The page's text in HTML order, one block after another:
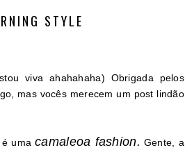
STYLE
viva ahahahaha) Obrigada pelos
mas vocês merecem um post lindão
é umacamaleoa fashion. Gente, a